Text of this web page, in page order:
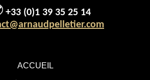
ACCUEIL
+33 (0)1 39 35 25 14